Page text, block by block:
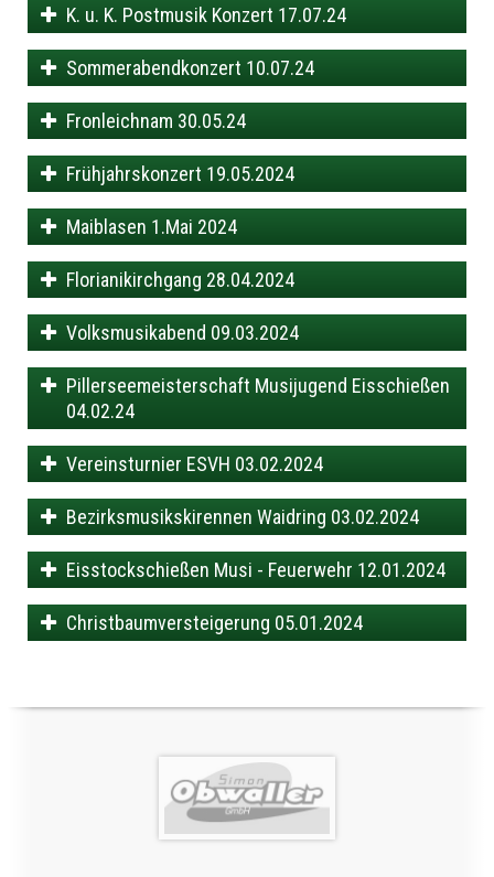
K. u. K. Postmusik Konzert 17.07.24
Sommerabendkonzert 10.07.24
Fronleichnam 30.05.24
Frühjahrskonzert 19.05.2024
Maiblasen 1.Mai 2024
Florianikirchgang 28.04.2024
Volksmusikabend 09.03.2024
Pillerseemeisterschaft Musijugend Eisschießen
04.02.24
Vereinsturnier ESVH 03.02.2024
Bezirksmusikskirennen Waidring 03.02.2024
Eisstockschießen Musi - Feuerwehr 12.01.2024
Christbaumversteigerung 05.01.2024